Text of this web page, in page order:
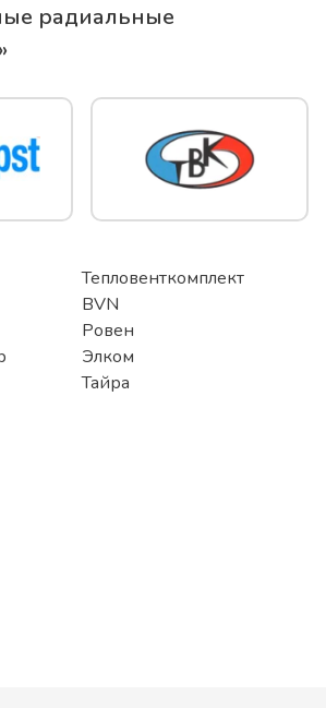
радиальные
»
Тепловенткомплект
BVN
Ровен
Элком
Тайра